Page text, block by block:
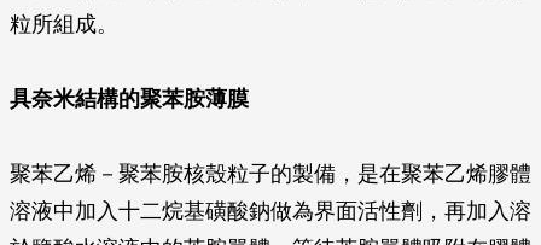
粒所組成。
具奈米結構的聚苯胺薄膜
聚苯乙烯－聚苯胺核殼粒子的製備，是在聚苯乙烯膠體
溶液中加入十二烷基磺酸鈉做為界面活性劑，再加入溶